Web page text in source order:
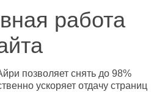
работа
позволяет снять до 98%
ускоряет отдачу страниц